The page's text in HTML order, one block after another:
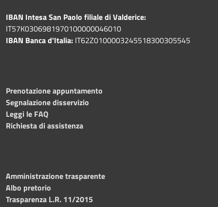
IBAN Intesa San Paolo filiale di Valderice:
IT57K0306981970100000046010
IBAN Banca d'Italia: IT62Z0100003245518300305545
Prenotazione appuntamento
Segnalazione disservizio
Leggi le FAQ
Richiesta di assistenza
Amministrazione trasparente
Albo pretorio
Trasparenza L.R. 11/2015